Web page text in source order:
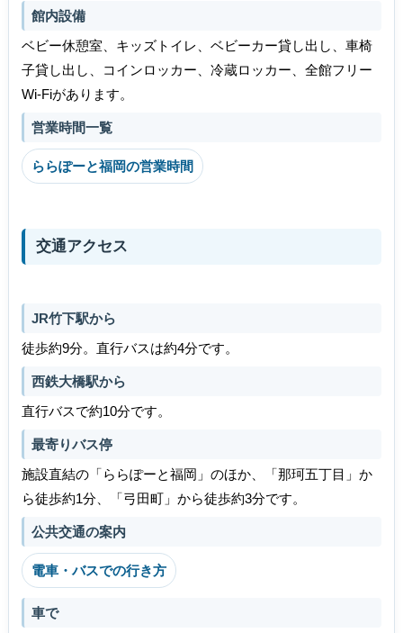
館内設備
ベビー休憩室、キッズトイレ、ベビーカー貸し出し、車椅
子貸し出し、コインロッカー、冷蔵ロッカー、全館フリー
Wi-Fiがあります。
営業時間一覧
ららぽーと福岡の営業時間
交通アクセス
JR竹下駅から
徒歩約9分。直行バスは約4分です。
西鉄大橋駅から
直行バスで約10分です。
最寄りバス停
施設直結の「ららぽーと福岡」のほか、「那珂五丁目」か
ら徒歩約1分、「弓田町」から徒歩約3分です。
公共交通の案内
電車・バスでの行き方
車で